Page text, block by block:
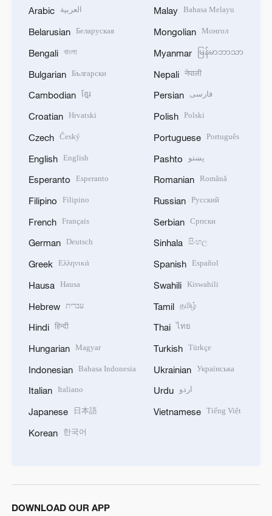
Arabic العربية
Belarusian Беларуская
Bengali বাংলা
Bulgarian Български
Cambodian ខ្មែរ
Croatian Hrvatski
Czech Český
English English
Esperanto Esperanto
Filipino Filipino
French Français
German Deutsch
Greek Ελληνικά
Hausa Hausa
Hebrew עברית
Hindi हिन्दी
Hungarian Magyar
Indonesian Bahasa Indonesia
Italian Italiano
Japanese 日本語
Korean 한국어
Malay Bahasa Melayu
Mongolian Монгол
Myanmar မြန်မာဘာသာ
Nepali नेपाली
Persian فارسی
Polish Polski
Portuguese Português
Pashto پښتو
Romanian Română
Russian Русский
Serbian Српски
Sinhala සිංහල
Spanish Español
Swahili Kiswahili
Tamil தமிழ்
Thai ไทย
Turkish Türkçe
Ukrainian Українська
Urdu اردو
Vietnamese Tiếng Việt
DOWNLOAD OUR APP